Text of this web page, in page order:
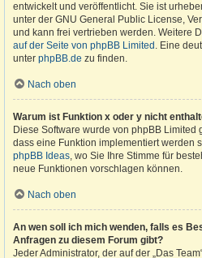
entwickelt und veröffentlicht. Sie ist
unter der GNU General Public License,
und kann frei vertrieben werden. Weitere
auf der Seite von phpBB Limited . Eine
unter phpBB.de zu finden.
Nach oben
Warum ist Funktion x oder y nicht
Diese Software wurde von phpBB
dass eine Funktion implementiert werden
phpBB Ideas, wo Sie Ihre Stimme für
neue Funktionen vorschlagen können.
Nach oben
An wen soll ich mich wenden, falls es
Anfragen zu diesem Forum gibt?
Jeder Administrator, der auf der „Das